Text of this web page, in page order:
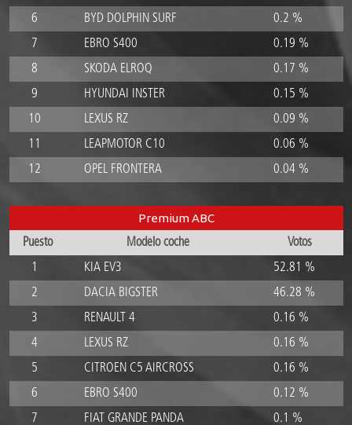
6 BYD DOLPHIN SURF 0.2 %
7 EBRO S400 0.19 %
8 SKODA ELROQ 0.17 %
9 HYUNDAI INSTER 0.15 %
10 LEXUS RZ 0.09 %
11 LEAPMOTOR C10 0.06 %
12 OPEL FRONTERA 0.04 %
Premium ABC
Puesto Modelo coche Votos
1 KIA EV3 52.81 %
2 DACIA BIGSTER 46.28 %
3 RENAULT 4 0.16 %
4 LEXUS RZ 0.16 %
5 CITROEN C5 AIRCROSS 0.16 %
6 EBRO S400 0.12 %
7 FIAT GRANDE PANDA 0.1 %